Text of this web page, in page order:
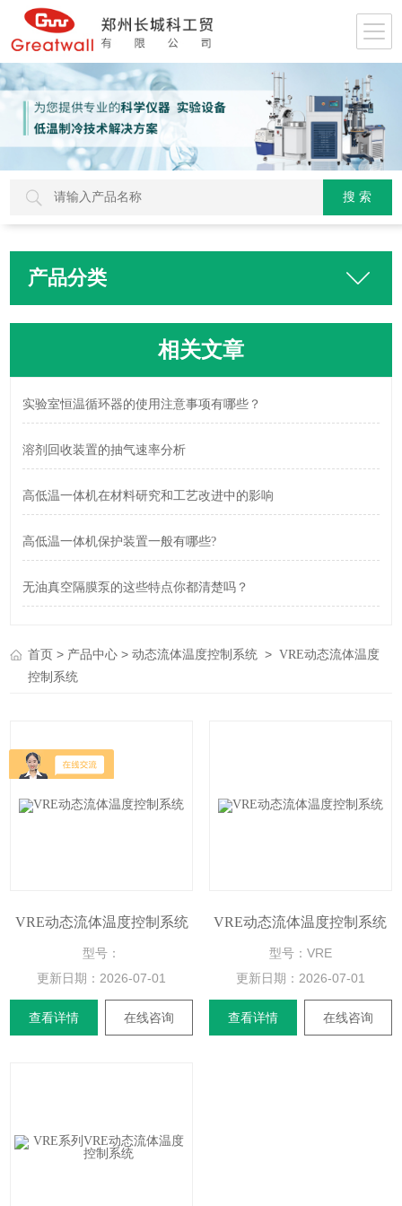
产品分类
相关文章
实验室恒温循环器的使用注意事项有哪些？
溶剂回收装置的抽气速率分析
高低温一体机在材料研究和工艺改进中的影响
高低温一体机保护装置一般有哪些?
无油真空隔膜泵的这些特点你都清楚吗？
首页 > 产品中心 >动态流体温度控制系统 >VRE动态流体温度
控制系统
VRE动态流体温度控制系统
型号：
更新日期： 2026-07-01
查看详情 在线咨询
​VRE动态流体温度控制系统
型号：​VRE
更新日期： 2026-07-01
查看详情 在线咨询